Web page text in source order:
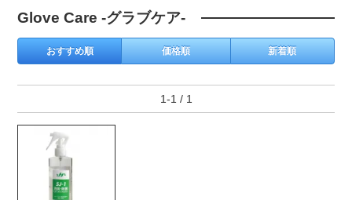
Glove Care -グラブケア-
おすすめ順 価格順 新着順
1-1 / 1